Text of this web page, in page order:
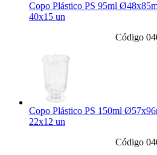
Copo Plástico PS 95ml
40x15 un
Código
Copo Plástico PS 150ml
22x12 un
Código